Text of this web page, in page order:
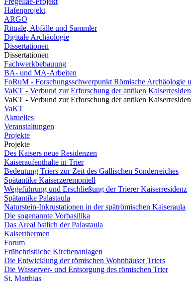
Hafenprojekt
ARGO
Rituale, Abfälle und Sammler
Digitale Archäologie
Dissertationen
Dissertationen
Fachwerkbebauung
BA- und MA-Arbeiten
FoRuM - Forschungsschwerpunkt Römische Archäologie
VaKT - Verbund zur Erforschung der antiken
VaKT - Verbund zur Erforschung der antiken
VaKT
Aktuelles
Veranstaltungen
Projekte
Projekte
Des Kaisers neue Residenzen
Kaiseraufenthalte in Trier
Bedeutung Triers zur Zeit des Gallischen Sonderreiches
Spätantike Kaiserzeremoniell
Wegeführung und Erschließung der Trierer Kaiserresidenz
Spätantike Palastaula
Naturstein-Inkrustationen in der spätrömischen Kaiseraula
Die sogenannte Vorbasilika
Das Areal östlich der Palastaula
Kaiserthermen
Forum
Frühchristliche Kirchenanlagen
Die Entwicklung der römischen Wohnhäuser Triers
Die Wasserver- und Entsorgung des römischen Trier
St. Matthias